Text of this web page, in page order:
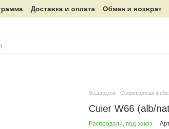
Доставка и оплата Обмен и возврат
Scaune.md - Современная
Cuier W66 (alb/
Распродали, под заказ